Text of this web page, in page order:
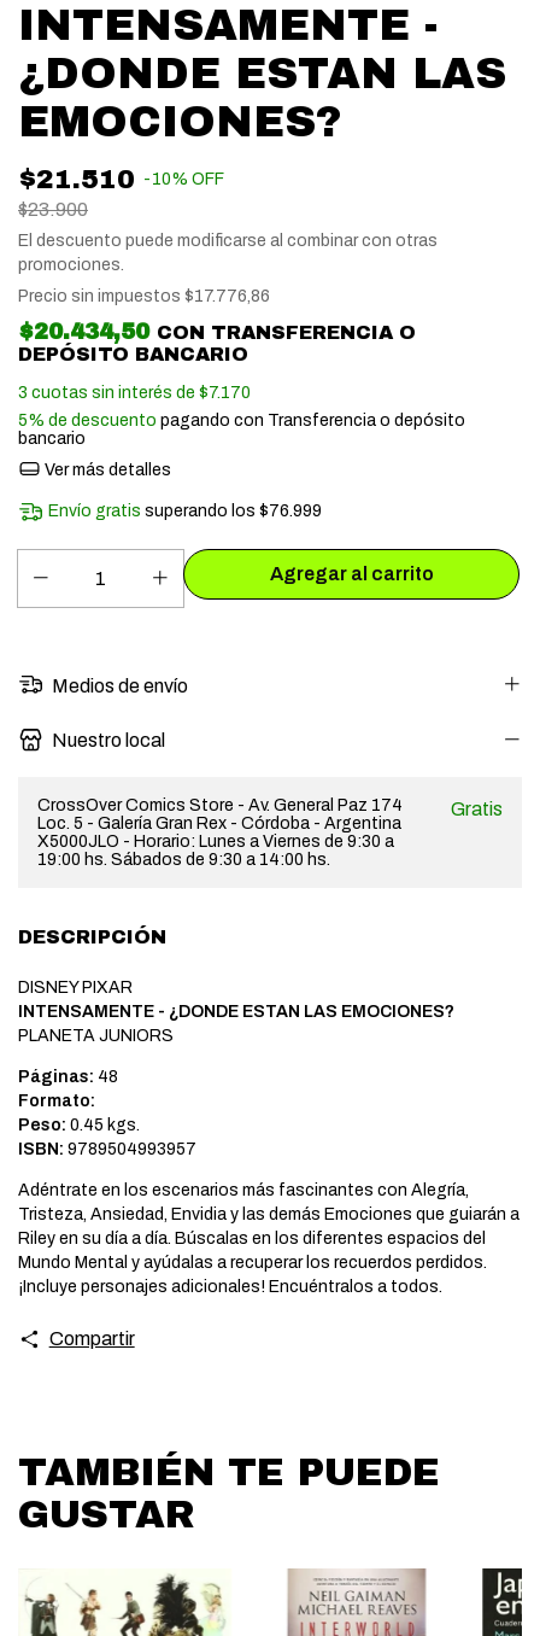
INTENSAMENTE -
¿DONDE ESTAN LAS
EMOCIONES?
$21.510 - 10% OFF
$23.900
El descuento puede modificarse al combinar con otras
promociones.
Precio sin impuestos $17.776,86
$20.434,50 CON TRANSFERENCIA O
DEPÓSITO BANCARIO
3 cuotas sin interés de $7.170
5% de descuento pagando con Transferencia o depósito
bancario
Ver más detalles
Envío gratis superando los$76.999
Medios de envío
Nuestro local
CrossOver Comics Store - Av. General Paz 174
Loc. 5 - Galería Gran Rex - Córdoba - Argentina
X5000JLO - Horario: Lunes a Viernes de 9:30 a
19:00 hs. Sábados de 9:30 a 14:00 hs.
Gratis
DESCRIPCIÓN
DISNEY PIXAR
INTENSAMENTE - ¿DONDE ESTAN LAS EMOCIONES?
PLANETA JUNIORS
Páginas: 48
Formato:
Peso: 0.45 kgs.
ISBN: 9789504993957
Adéntrate en los escenarios más fascinantes con Alegría,
Tristeza, Ansiedad, Envidia y las demás Emociones que guiarán a
Riley en su día a día. Búscalas en los diferentes espacios del
Mundo Mental y ayúdalas a recuperar los recuerdos perdidos.
¡Incluye personajes adicionales! Encuéntralos a todos.
Compartir
TAMBIÉN TE PUEDE
GUSTAR